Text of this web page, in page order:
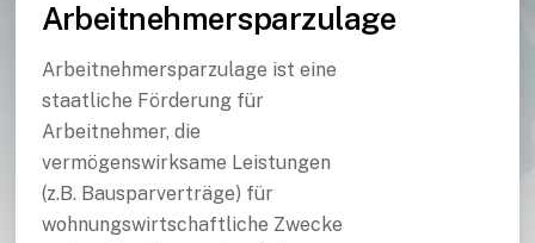
Arbeitnehmersparzulage
Arbeitnehmersparzulage ist eine
staatliche Förderung für
Arbeitnehmer, die
vermögenswirksame Leistungen
(z.B. Bausparverträge) für
wohnungswirtschaftliche Zwecke